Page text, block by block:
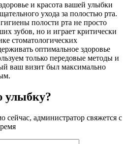
и красота вашей улыбки
ухода за полостью рта.
полости рта не просто
зубов, но и играет критически
стоматологических
оптимальное здоровье
только передовые методы и
ваш визит был максимально
улыбку?
сейчас, администратор свяжется с